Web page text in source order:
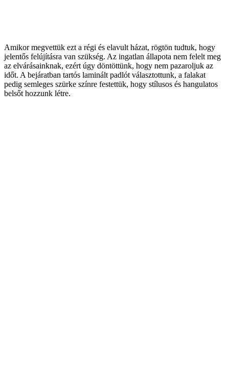
Amikor megvettük ezt a régi és elavult házat, rögtön tudtuk, hogy
jelentős felújításra van szükség. Az ingatlan állapota nem felelt meg
az elvárásainknak, ezért úgy döntöttünk, hogy nem pazaroljuk az
időt. A bejáratban tartós laminált padlót választottunk, a falakat
pedig semleges szürke színre festettük, hogy stílusos és hangulatos
belsőt hozzunk létre.